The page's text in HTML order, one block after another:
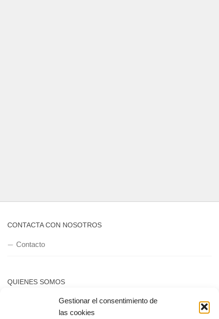
Gestionar el consentimiento de
las cookies
CONTACTA CON NOSOTROS
Contacto
QUIENES SOMOS
Quienes somos